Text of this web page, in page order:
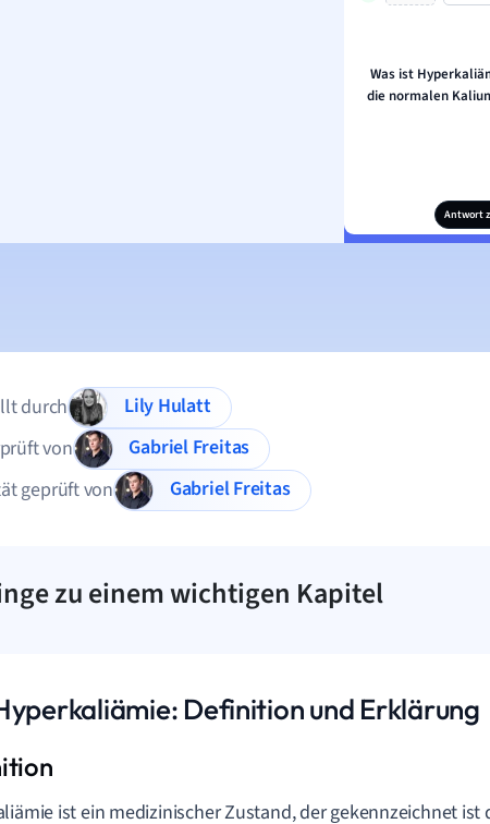
Was ist
die normalen
Antwort
durch
Lily Hulatt
von
Gabriel Freitas
geprüft von
Gabriel Freitas
zu einem wichtigen Kapitel
Definition und Erklärung
ist ein medizinischer Zustand, der gekennzeichnet ist